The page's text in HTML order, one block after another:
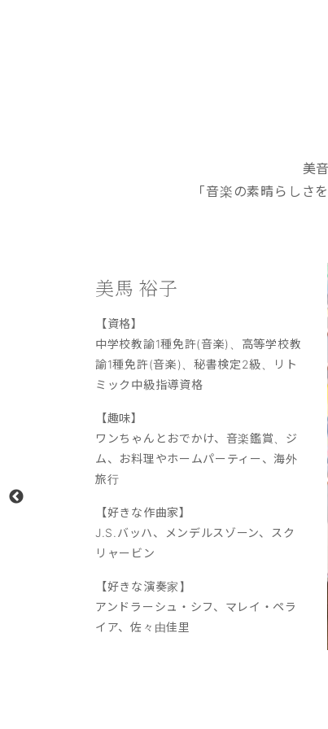
美
「音楽の素晴らしさ
美馬 裕子
【資格】
中学校教諭1種免許(音楽)、高等学校教
諭1種免許(音楽)、秘書検定2級、リト
ミック中級指導資格
【趣味】
ワンちゃんとおでかけ、音楽鑑賞、ジ
ム、お料理やホームパーティー、海外
旅行
【好きな作曲家】
J.S.バッハ、メンデルスゾーン、スク
リャービン
【好きな演奏家】
アンドラーシュ・シフ、マレイ・ペラ
イア、佐々由佳里